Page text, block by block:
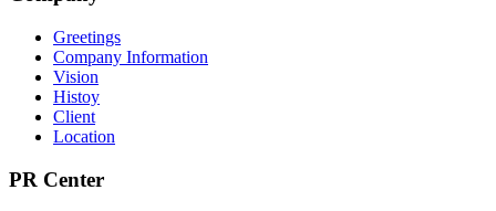
Greetings
Company Information
Vision
Histoy
Client
Location
PR Center